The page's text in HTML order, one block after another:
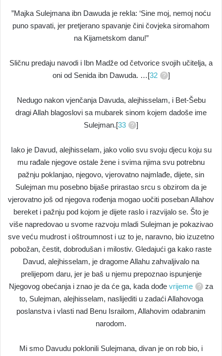
”Majka Sulejmana ibn Dawuda je rekla: ‘Sine moj, nemoj noću
puno spavati, jer pretjerano spavanje čini čovjeka siromahom
na Kijametskom danu!”
Sličnu predaju navodi i Ibn Madže od četvorice svojih učitelja, a
oni od Senida ibn Dawuda. …[32 ]
Nedugo nakon vjenčanja Davuda, alejhisselam, i Bet-Šebu
dragi Allah blagoslovi sa mubarek sinom kojem dadoše ime
Sulejman.[33 ]
Iako je Davud, alejhisselam, jako volio svu svoju djecu koju su
mu rađale njegove ostale žene i svima njima svu potrebnu
pažnju poklanjao, njegovo, vjerovatno najmlađe, dijete, sin
Sulejman mu posebno bijaše prirastao srcu s obzirom da je
vjerovatno još od njegova rođenja mogao uočiti poseban Allahov
bereket i pažnju pod kojom je dijete raslo i razvijalo se. Što je
više napredovao u svome razvoju mladi Sulejman je pokazivao
sve veću mudrost i oštroumnost i uz to je, naravno, bio izuzetno
pobožan, čestit, dobrodušan i milostiv. Gledajući ga kako raste
Davud, alejhisselam, je dragome Allahu zahvaljivalo na
prelijepom daru, jer je baš u njemu prepoznao ispunjenje
Njegovog obećanja i znao je da će ga, kada dođe vrijeme
za
to, Sulejman, alejhisselam, naslijediti u zadaći Allahovoga
poslanstva i vlasti nad Benu Israilom, Allahovim odabranim
narodom.
Mi smo Davudu poklonili Sulejmana, divan je on rob bio, i